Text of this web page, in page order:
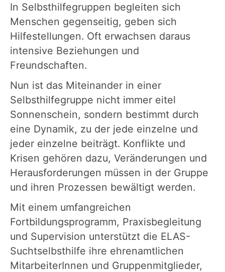
In Selbsthilfegruppen begleiten sich
Menschen gegenseitig, geben sich
Hilfestellungen. Oft erwachsen daraus
intensive Beziehungen und
Freundschaften.
Nun ist das Miteinander in einer
Selbsthilfegruppe nicht immer eitel
Sonnenschein, sondern bestimmt durch
eine Dynamik, zu der jede einzelne und
jeder einzelne beiträgt. Konflikte und
Krisen gehören dazu, Veränderungen und
Herausforderungen müssen in der Gruppe
und ihren Prozessen bewältigt werden.
Mit einem umfangreichen
Fortbildungsprogramm, Praxisbegleitung
und Supervision unterstützt die ELAS-
Suchtselbsthilfe ihre ehrenamtlichen
MitarbeiterInnen und Gruppenmitglieder,